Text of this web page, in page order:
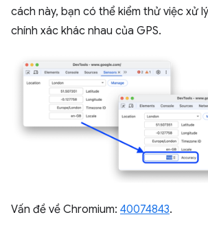
cách này, bạn có thể kiểm thử việc xử
chính xác khác nhau của GPS.
Vấn đề về Chromium: 40074843.